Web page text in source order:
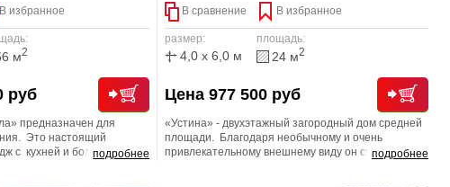
В избранное
м2
руб
подробнее
предназначен для
Это настоящий
с кухней и большим
В сравнение В избранное
размер:
4,0 x 6,0 м
площадь:
24 м2
Цена 977 500 руб
подробнее
«Устина» - двухэтажный загородный дом средней
площади. Благодаря необычному и очень
привлекательному внешнему виду он сразу